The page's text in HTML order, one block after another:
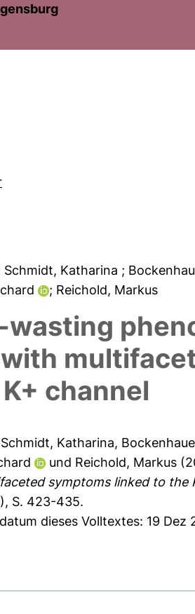
Schmidt, Katharina ;
; Reichold, Markus
channel
Schmidt, Katharina,
und Reichold, Markus
symptoms linked to the
S. 423-435.
dieses Volltextes: 19 Dez